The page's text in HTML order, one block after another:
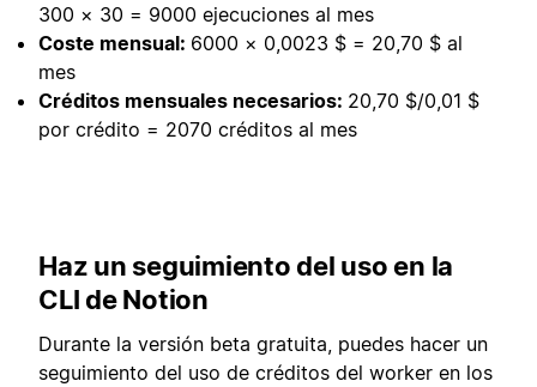
300 × 30 = 9000 ejecuciones al mes
Coste mensual: 6000 × 0,0023 $ = 20,70 $ al
mes
Créditos mensuales necesarios: 20,70 $/0,01 $
por crédito = 2070 créditos al mes
Haz un seguimiento del uso en la
CLI de Notion
Durante la versión beta gratuita, puedes hacer un
seguimiento del uso de créditos del worker en los